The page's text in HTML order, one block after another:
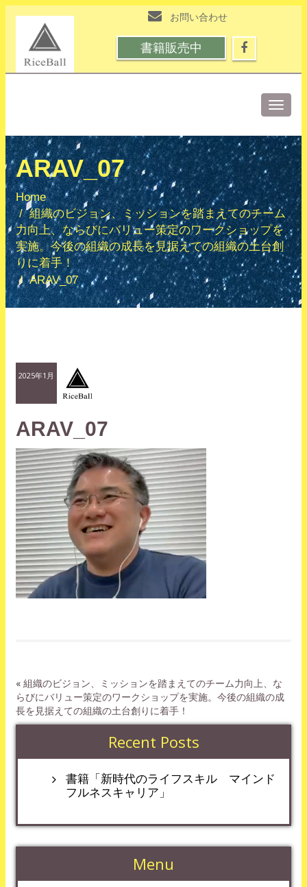
お問い合わせ
書籍販売中
Toggle
ARAV_07
Home
組織のビジョン、ミッションを踏まえてのチーム
力向上、ならびにバリュー策定のワークショップを
実施。今後の組織の成長を見据えての組織の土台創
りに着手！
ARAV_07
2025年1月
ARAV_07
« 組織のビジョン、ミッションを踏まえてのチーム力向上、な
らびにバリュー策定のワークショップを実施。今後の組織の成
長を見据えての組織の土台創りに着手！
Recent Posts
書籍「新時代のライフスキル マインド
フルネスキャリア」
Menu